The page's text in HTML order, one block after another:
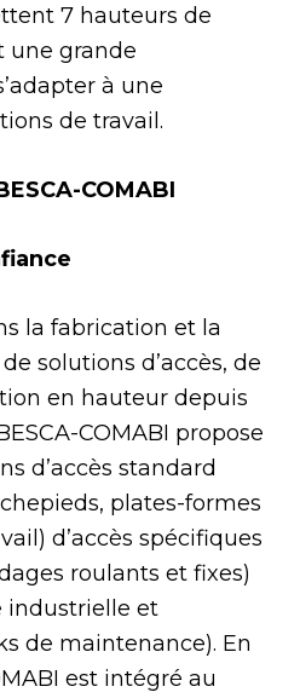
7 hauteurs de
une grande
à une
de travail.
COMABI
la fabrication et la
solutions d’accès, de
en hauteur depuis
COMABI propose
d’accès standard
plates-formes
d’accès spécifiques
roulants et fixes)
industrielle et
de maintenance). En
est intégré au